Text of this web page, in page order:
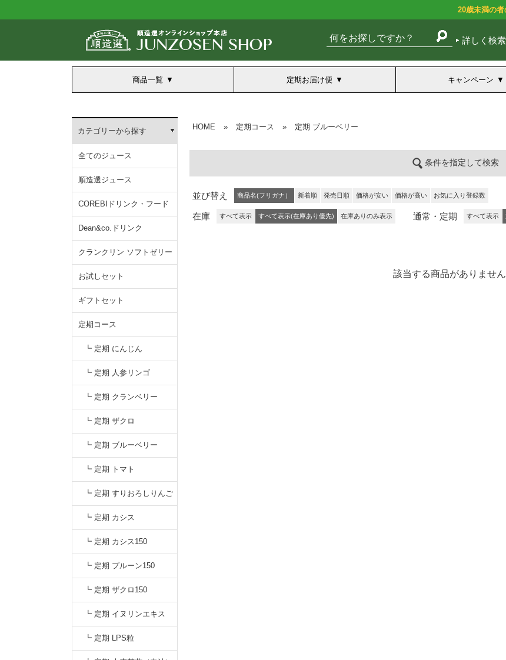
20歳未満の者
詳しく検索
商品一覧 定期お届け便 キャンペーン
カテゴリーから探す
全てのジュース
順造選ジュース
COREBIドリンク・フード
Dean&co.ドリンク
クランクリン ソフトゼリー
お試しセット
ギフトセット
定期コース
┗ 定期 にんじん
┗ 定期 人参リンゴ
┗ 定期 クランベリー
┗ 定期 ザクロ
┗ 定期 ブルーベリー
┗ 定期 トマト
┗ 定期 すりおろしりんご
汁
┗ 定期 カシス
┗ 定期 カシス150
┗ 定期 プルーン150
┗ 定期 ザクロ150
┗ 定期 イヌリンエキス
┗ 定期 LPS粒
HOME » 定期コース » 定期 ブルーベリー
条件を指定して検索
並び替え 商品名(フリガナ） 新着順 発売日順 価格が安い 価格が高い お気に入り登録数
在庫 すべて表示 すべて表示(在庫あり優先) 在庫ありのみ表示 通常・定期 すべて表示
該当する商品がありません